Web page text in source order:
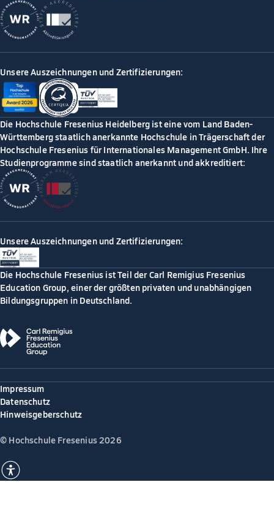
Unsere Auszeichnungen und Zertifizierungen:
Die Hochschule Fresenius Heidelberg ist eine vom Land Baden-
Württemberg staatlich anerkannte Hochschule in Trägerschaft der
Hochschule Fresenius für Internationales Management GmbH. Ihre
Studienprogramme sind staatlich anerkannt und akkreditiert:
Unsere Auszeichnungen und Zertifizierungen:
Die Hochschule Fresenius ist Teil der Carl Remigius Fresenius
Education Group, einer der größten privaten und unabhängigen
Bildungsgruppen in Deutschland.
Impressum
Datenschutz
Hinweisgeberschutz
© Hochschule Fresenius 2026